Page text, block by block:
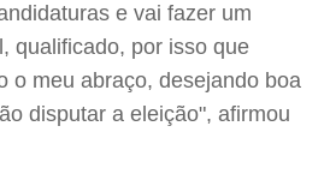
e vai fazer um
qualificado, por isso que
o meu abraço, desejando boa
disputar a eleição", afirmou